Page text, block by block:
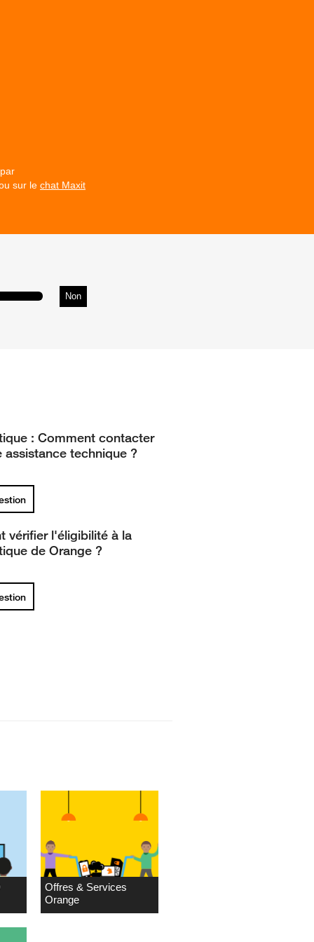
sur le chat Maxit
Non
: Comment contacter
assistance technique ?
vérifier l'éligibilité à la
de Orange ?
Offres & Services
Orange